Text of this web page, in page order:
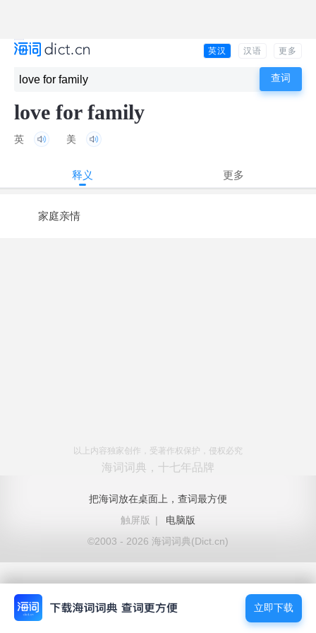
英汉 汉语 更多
love for family
英 美
释义 更多
家庭亲情
以上内容独家创作，受著作权保护，侵权必究
海词词典，十七年品牌
把海词放在桌面上，查词最方便
触屏版
|
电脑版
©2003 - 2026 海词词典(Dict.cn)
立即下载
立即下载